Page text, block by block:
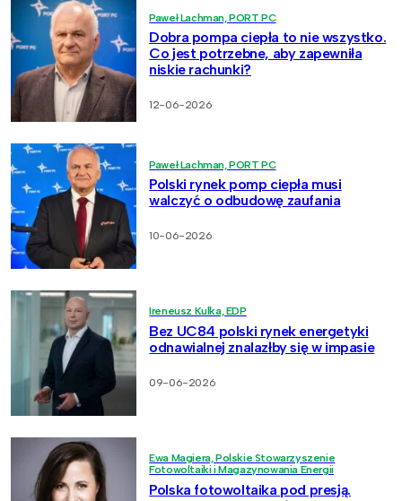
Paweł Lachman, PORT PC
Dobra pompa ciepła to nie wszystko.
Co jest potrzebne, aby zapewniła
niskie rachunki?
12-06-2026
Paweł Lachman, PORT PC
Polski rynek pomp ciepła musi
walczyć o odbudowę zaufania
10-06-2026
Ireneusz Kulka, EDP
Bez UC84 polski rynek energetyki
odnawialnej znalazłby się w impasie
09-06-2026
Ewa Magiera, Polskie Stowarzyszenie
Fotowoltaiki i Magazynowania Energii
Polska fotowoltaika pod presją.